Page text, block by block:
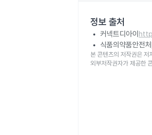
정보 출처
커넥트디아이
식품의약품안전처
본 콘텐츠의 저작권은 저
외부저작권자가 제공한